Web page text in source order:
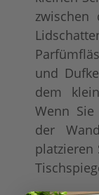
zwischen
und
dem
Wenn
der
platzieren